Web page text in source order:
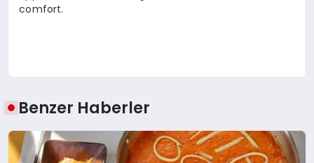
comfort.
Benzer Haberler